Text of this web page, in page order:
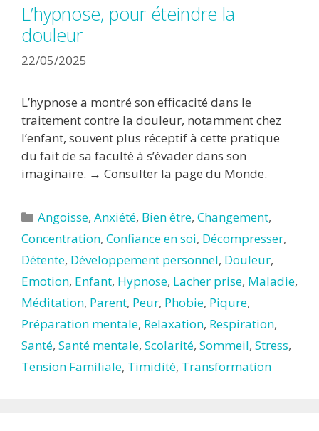
L’hypnose, pour éteindre la
douleur
22/05/2025
L’hypnose a montré son efficacité dans le
traitement contre la douleur, notamment chez
l’enfant, souvent plus réceptif à cette pratique
du fait de sa faculté à s’évader dans son
imaginaire. → Consulter la page du Monde.
Catégories
Angoisse,Anxiété, Bien être,Changement,
Concentration, Confiance en soi, Décompresser,
Détente, Développement personnel, Douleur,
Emotion, Enfant, Hypnose, Lacher prise, Maladie,
Méditation, Parent, Peur, Phobie, Piqure,
Préparation mentale, Relaxation, Respiration,
Santé, Santé mentale, Scolarité, Sommeil, Stress,
Tension Familiale, Timidité, Transformation